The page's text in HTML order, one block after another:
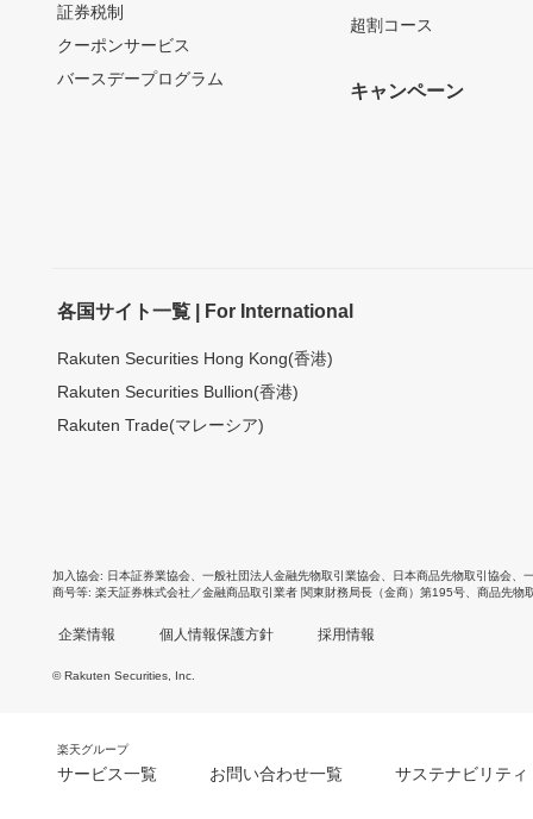
証券税制
クーポンサービス
バースデープログラム
超割コース
キャンペーン
各国サイト一覧 | For International
Rakuten Securities Hong Kong(香港)
Rakuten Securities Bullion(香港)
Rakuten Trade(マレーシア)
加入協会 日本証券業協会 一般社団法人金融先物取引業協会 日本商品先物取引協会
商号等 楽天証券株式会社／金融商品取引業者 関東財務局長（金商）第195号、商品先物
企業情報 個人情報保護方針 採用情報
© Rakuten Securities, Inc.
楽天グループ
サービス一覧 お問い合わせ一覧 サステナビリティ